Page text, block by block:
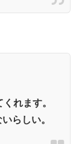
れます。
らしい。